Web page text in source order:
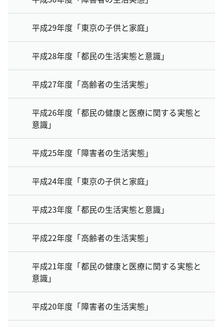
平成29年度「東京の子供と家庭」
平成28年度「都民の生活実態と意識」
平成27年度「高齢者の生活実態」
平成26年度「都民の健康と医療に関する実態と
意識」
平成25年度「障害者の生活実態」
平成24年度「東京の子供と家庭」
平成23年度「都民の生活実態と意識」
平成22年度「高齢者の生活実態」
平成21年度「都民の健康と医療に関する実態と
意識」
平成20年度「障害者の生活実態」